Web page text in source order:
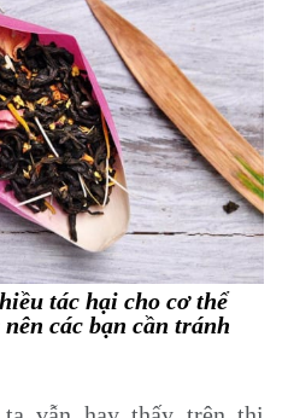
tác hại cho cơ thể
các bạn cần tránh